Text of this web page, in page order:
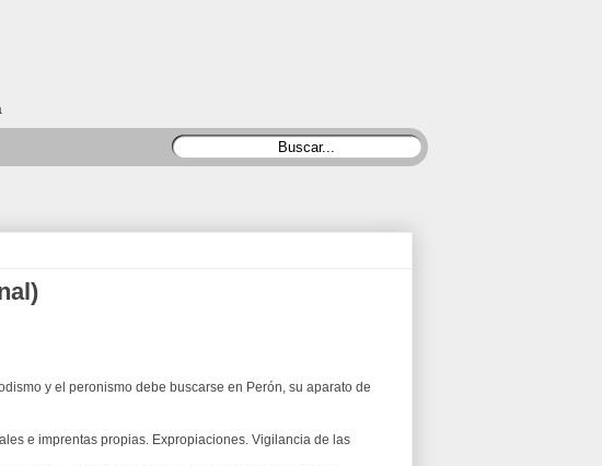
y el peronismo debe buscarse en Perón, su aparato de
e imprentas propias. Expropiaciones. Vigilancia de las